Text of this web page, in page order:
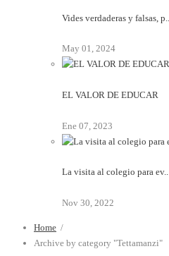
Vides verdaderas y falsas, p..
May 01, 2024
EL VALOR DE EDUCAR
Ene 07, 2023
La visita al colegio para ev..
Nov 30, 2022
Home /
Archive by category "Tettamanzi"